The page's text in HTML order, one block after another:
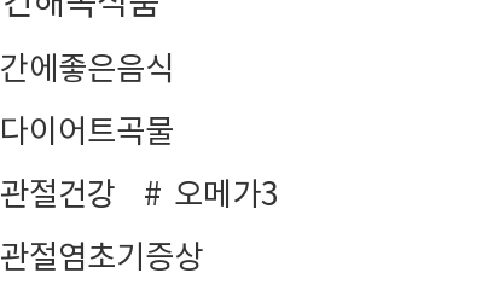
간에좋은음식
다이어트곡물
관절건강
오메가3
관절염초기증상